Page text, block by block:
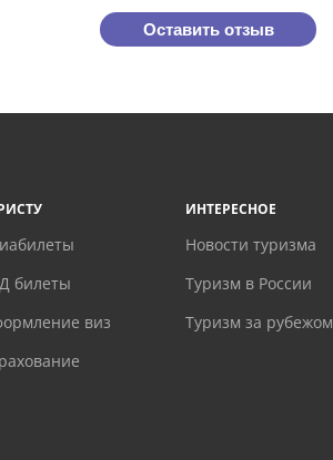
Оставить отзыв
билеты
виз
ИНТЕРЕСНОЕ
Новости туризма
Туризм в России
Туризм за рубежом